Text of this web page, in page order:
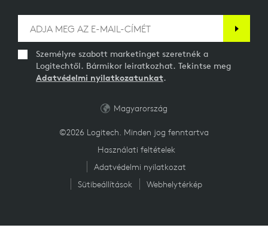
Személyre szabott marketinget szeretnék a
Logitechtől. Bármikor leiratkozhat. Tekintse meg
Adatvédelmi nyilatkozatunkat.
©2026 Logitech. Minden jog fenntartva
Használati feltételek
Adatvédelmi nyilatkozat
Sütibeállítások
Webhelytérkép
Magyarország